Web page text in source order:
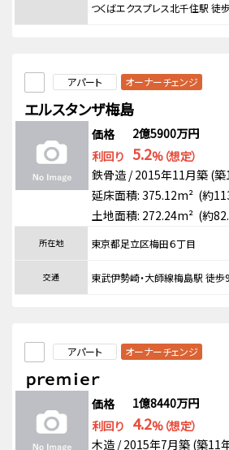
つくばエクスプレス北千住駅 徒
アパート オーナーチェンジ
エルスタンザ梅島
価格
2億5900万円
利回り 5.2%（想定）
鉄骨造 / 2015年11月築 (築
延床面積: 375.12m² (約
土地面積: 272.24m² (約
所在地 東京都足立区梅田６丁目
交通 東武伊勢崎・大師線梅島駅 徒歩
アパート オーナーチェンジ
ｐｒｅｍｉｅｒ
価格
1億8440万円
利回り 4.2%（想定）
木造 / 2015年7月築 (築11